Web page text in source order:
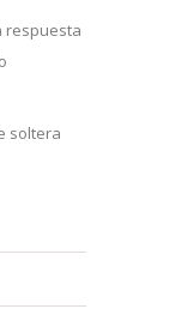
respuesta
soltera